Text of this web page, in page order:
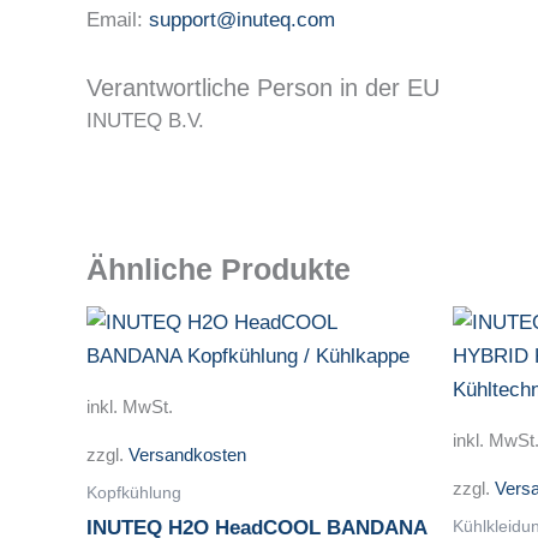
Email: support@inuteq.com
Verantwortliche Person in der EU
INUTEQ B.V.
Ähnliche Produkte
inkl. MwSt.
zzgl. Versandkosten
Kopfkühlung
INUTEQ H2O HeadCOOL BANDANA
Dieses
Produkt
Die
inkl. MwSt.
zzgl.